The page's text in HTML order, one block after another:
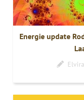
Energie update